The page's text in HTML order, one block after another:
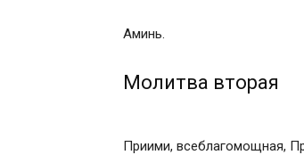
Аминь.
Молитва вторая
Приими, всеблагомощная,